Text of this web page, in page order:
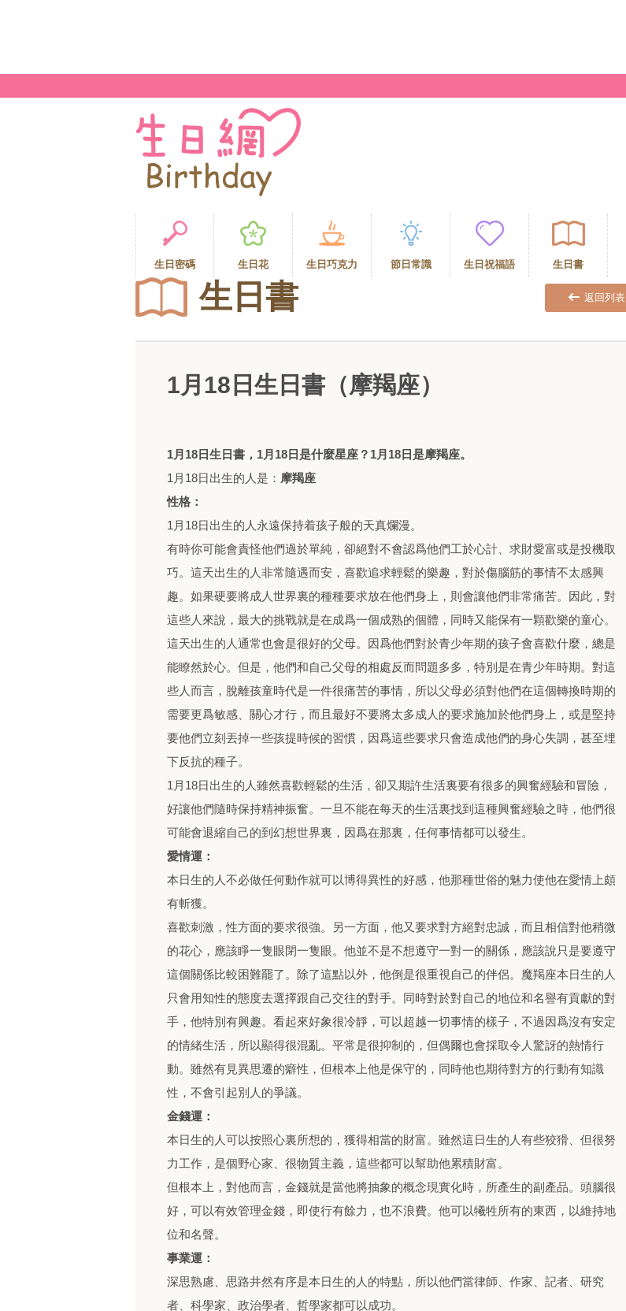
生日密碼 生日花 生日巧克力 節日常識 生日祝福語 生日書
生日書 返回列表
1月18日生日書（摩羯座）
1月18日生日書，1月18日是什麼星座？1月18日是摩羯座。
1月18日出生的人是： 摩羯座
性格：
1月18日出生的人永遠保持着孩子般的天真爛漫。
有時你可能會責怪他們過於單純，卻絕對不會認爲他們工於心計、求財愛富或是投機取
巧。這天出生的人非常隨遇而安，喜歡追求輕鬆的樂趣，對於傷腦筋的事情不太感興
趣。如果硬要將成人世界裏的種種要求放在他們身上，則會讓他們非常痛苦。因此，對
這些人來說，最大的挑戰就是在成爲一個成熟的個體，同時又能保有一顆歡樂的童心。
這天出生的人通常也會是很好的父母。因爲他們對於青少年期的孩子會喜歡什麼，總是
能瞭然於心。但是，他們和自己父母的相處反而問題多多，特別是在青少年時期。對這
些人而言，脫離孩童時代是一件很痛苦的事情，所以父母必須對他們在這個轉換時期的
需要更爲敏感、關心才行，而且最好不要將太多成人的要求施加於他們身上，或是堅持
要他們立刻丟掉一些孩提時候的習慣，因爲這些要求只會造成他們的身心失調，甚至埋
下反抗的種子。
1月18日出生的人雖然喜歡輕鬆的生活，卻又期許生活裏要有很多的興奮經驗和冒險，
好讓他們隨時保持精神振奮。一旦不能在每天的生活裏找到這種興奮經驗之時，他們很
可能會退縮自己的到幻想世界裏，因爲在那裏，任何事情都可以發生。
愛情運：
本日生的人不必做任何動作就可以博得異性的好感，他那種世俗的魅力使他在愛情上頗
有斬獲。
喜歡刺激，性方面的要求很強。另一方面，他又要求對方絕對忠誠，而且相信對他稍微
的花心，應該睜一隻眼閉一隻眼。他並不是不想遵守一對一的關係，應該說只是要遵守
這個關係比較困難罷了。除了這點以外，他倒是很重視自己的伴侶。魔羯座本日生的人
只會用知性的態度去選擇跟自己交往的對手。同時對於對自己的地位和名譽有貢獻的對
手，他特別有興趣。看起來好象很冷靜，可以超越一切事情的樣子，不過因爲沒有安定
的情緒生活，所以顯得很混亂。平常是很抑制的，但偶爾也會採取令人驚訝的熱情行
動。雖然有見異思遷的癖性，但根本上他是保守的，同時他也期待對方的行動有知識
性，不會引起別人的爭議。
金錢運：
本日生的人可以按照心裏所想的，獲得相當的財富。雖然這日生的人有些狡猾、但很努
力工作，是個野心家、很物質主義，這些都可以幫助他累積財富。
但根本上，對他而言，金錢就是當他將抽象的概念現實化時，所產生的副產品。頭腦很
好，可以有效管理金錢，即使行有餘力，也不浪費。他可以犧牲所有的東西，以維持地
位和名聲。
事業運：
深思熟慮、思路井然有序是本日生的人的特點，所以他們當律師、作家、記者、研究
者、科學家、政治學者、哲學家都可以成功。